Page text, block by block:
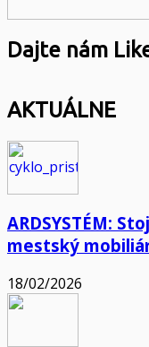
Dajte nám
AKTUÁLNE
ARDSYSTÉM:
mestský
18/02/2026